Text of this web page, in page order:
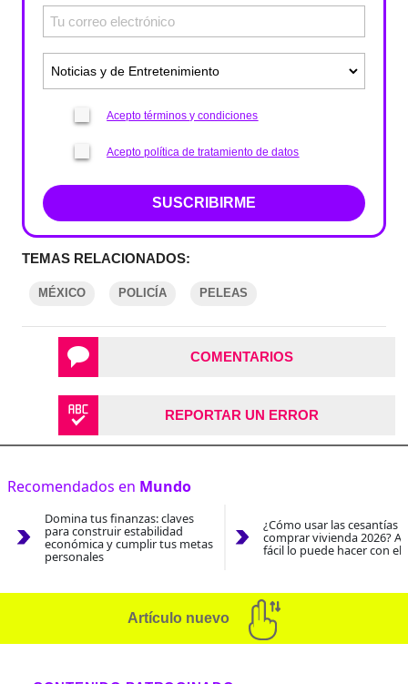
Acepto términos y condiciones
Acepto política de tratamiento de datos
SUSCRIBIRME
TEMAS RELACIONADOS:
MÉXICO POLICÍA PELEAS
COMENTARIOS
REPORTAR UN ERROR
Recomendados en Mundo
Domina tus finanzas: claves
para construir estabilidad
económica y cumplir tus metas
personales
¿Cómo usar las cesantías
comprar vivienda 2026?
fácil lo puede hacer con el
Artículo nuevo